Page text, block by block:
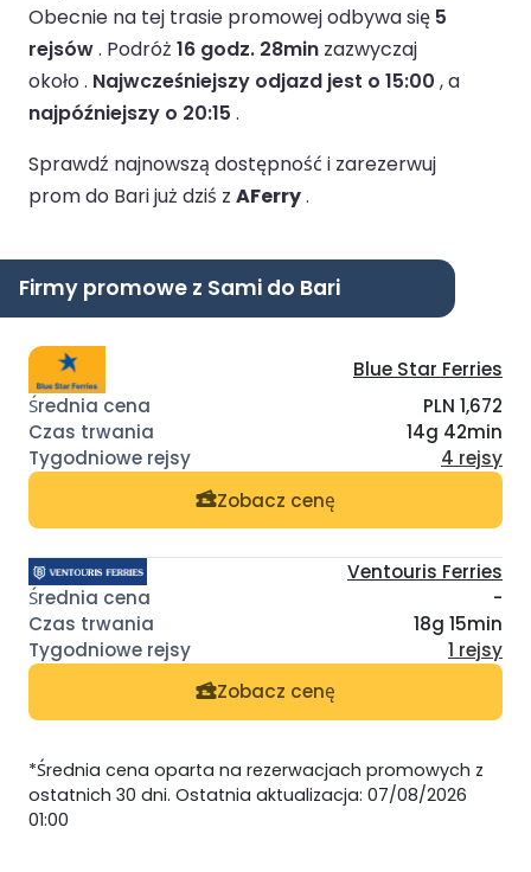
Obecnie na tej trasie promowej odbywa się 5
rejsów. Podróż 16 godz. 28min zazwyczaj
około . Najwcześniejszy odjazd jest o 15:00 , a
najpóźniejszy o 20:15 .
Sprawdź najnowszą dostępność i zarezerwuj
prom do Bari już dziś z AFerry.
Firmy promowe z Sami do Bari
Blue Star Ferries
PLN 1,672
14g 42min
4 rejsy
Zobacz cenę
Ventouris Ferries
-
18g 15min
1 rejsy
Zobacz cenę
*Średnia cena oparta na rezerwacjach promowych z
ostatnich 30 dni. Ostatnia aktualizacja: 07/08/2026
01:00